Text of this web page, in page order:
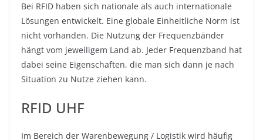
Bei RFID haben sich nationale als auch internationale
Lösungen entwickelt. Eine globale Einheitliche Norm ist
nicht vorhanden. Die Nutzung der Frequenzbänder
hängt vom jeweiligem Land ab. Jeder Frequenzband hat
dabei seine Eigenschaften, die man sich dann je nach
Situation zu Nutze ziehen kann.
RFID UHF
Im Bereich der Warenbewegung / Logistik wird häufig